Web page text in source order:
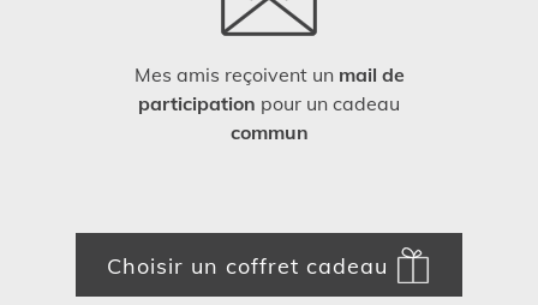
Mes amis reçoivent un mail de
participation pour un cadeau
commun
Choisir un coffret cadeau